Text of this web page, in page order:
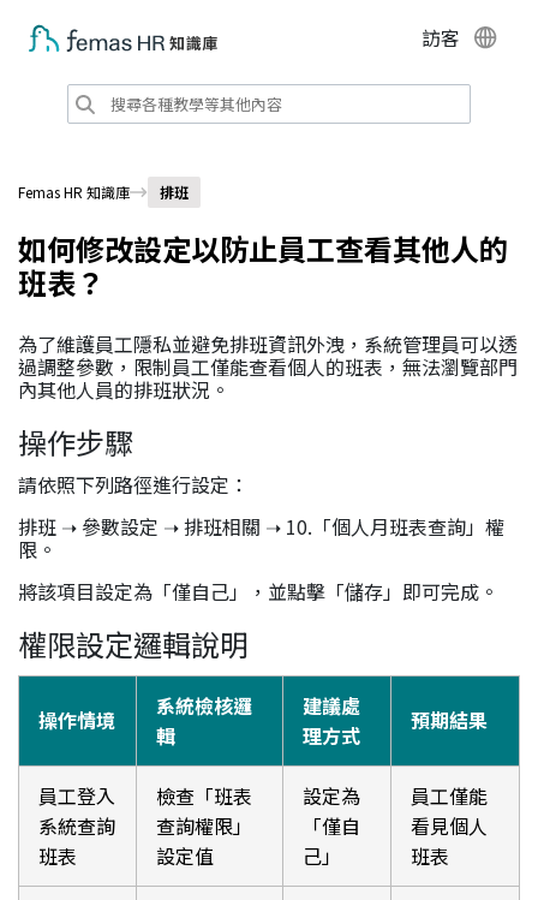
訪客
Femas HR 知識庫 排班
如何修改設定以防止員工查看其他人的
班表？
為了維護員工隱私並避免排班資訊外洩，系統管理員可以透
過調整參數，限制員工僅能查看個人的班表，無法瀏覽部門
內其他人員的排班狀況。
操作步驟
請依照下列路徑進行設定：
排班 ➝ 參數設定 ➝ 排班相關 ➝ 10.「個人月班表查詢」權
限。
將該項目設定為「僅自己」，並點擊「儲存」即可完成。
權限設定邏輯說明
操作情境
系統檢核邏
輯
建議處
理方式
預期結果
員工登入
系統查詢
班表
檢查「班表
查詢權限」
設定值
設定為
「僅自
己」
員工僅能
看見個人
班表